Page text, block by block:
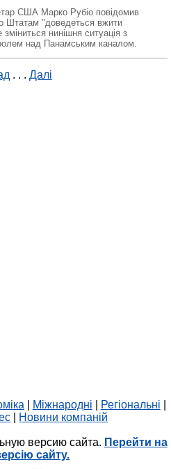
США Марко Рубіо повідомив
Штатам "доведеться вжити
нинішня ситуація з
над Панамським каналом.
. . . Далі
Міжнародні Регіональні
Новини компаній
версию сайта. Перейти на
сайту.